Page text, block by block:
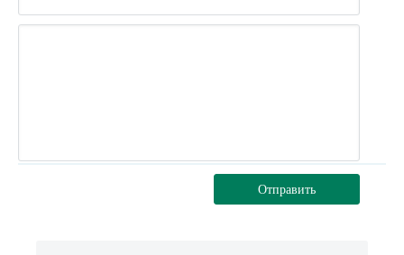
Отправить